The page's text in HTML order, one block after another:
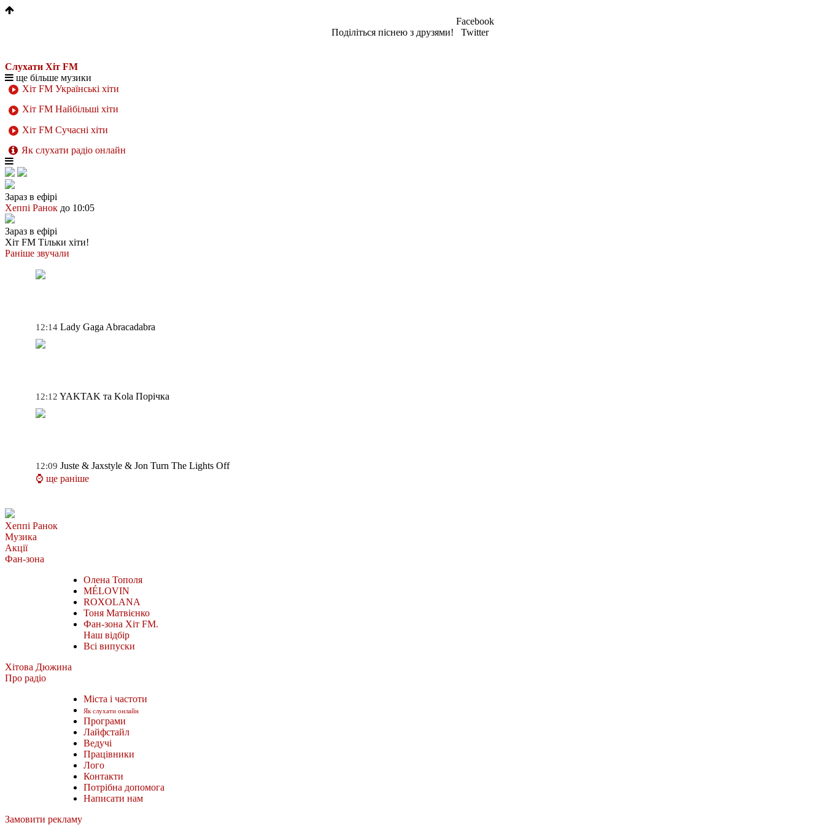
Поділіться піснею з друзями!
Facebook
Twitter
Слухати Хіт FM
ще більше музики
Хіт FM Українські хіти
Хіт FM Найбільші хіти
Хіт FM Сучасні хіти
Як слухати радіо онлайн
Зараз в ефірі
Хеппі Ранок до 10:05
Зараз в ефірі
Хіт FM Тільки хіти!
Раніше звучали
12:14 Lady Gaga Abracadabra
12:12 YAKTAK та Kola Порічка
12:09 Juste & Jaxstyle & Jon Turn The Lights Off
⌚ ще раніше
Хеппі Ранок
Музика
Акції
Фан-зона
Олена Тополя
MÉLOVIN
ROXOLANA
Тоня Матвієнко
Фан-зона Хіт FM.
Наш відбір
Всі випуски
Хітова Дюжина
Про радіо
Міста і частоти
Як слухати онлайн
Програми
Лайфстайл
Ведучі
Працівники
Лого
Контакти
Потрібна допомога
Написати нам
Замовити рекламу